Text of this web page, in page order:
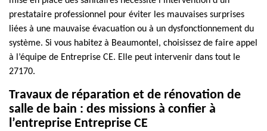
prestataire professionnel pour éviter les mauvaises surprises
liées à une mauvaise évacuation ou à un dysfonctionnement du
système. Si vous habitez à Beaumontel, choisissez de faire appel
à l’équipe de Entreprise CE. Elle peut intervenir dans tout le
27170.
Travaux de réparation et de rénovation de
salle de bain : des missions à confier à
l’entreprise Entreprise CE